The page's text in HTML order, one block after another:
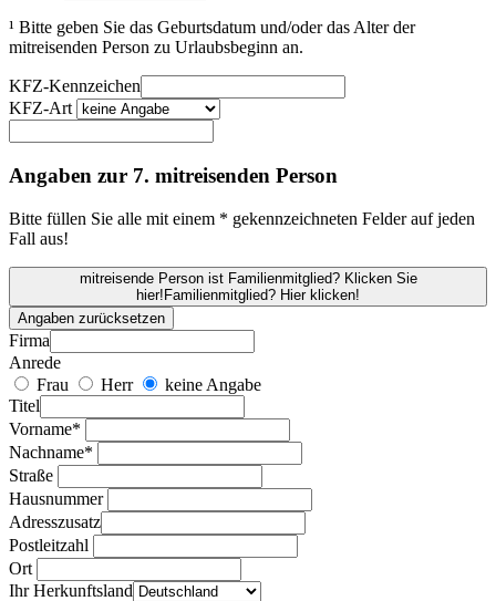
¹ Bitte geben Sie das Geburtsdatum und/oder das Alter der
mitreisenden Person zu Urlaubsbeginn an.
KFZ-Kennzeichen
KFZ-Art
Angaben zur 7. mitreisenden Person
Bitte füllen Sie alle mit einem * gekennzeichneten Felder auf jeden
Fall aus!
mitreisende Person ist Familienmitglied? Klicken Sie
hier! Familienmitglied? Hier klicken!
Angaben zurücksetzen
Firma
Anrede
Frau
Herr
keine Angabe
Titel
Vorname*
Nachname*
Straße
Hausnummer
Adresszusatz
Postleitzahl
Ort
Ihr Herkunftsland